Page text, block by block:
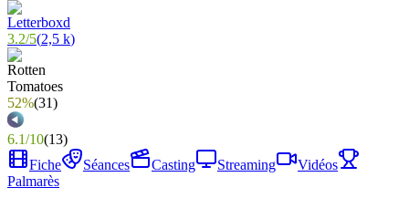
3.2/5(2,5 k)
52%(31)
6.1/10(13)
Fiche
Séances Casting Streaming
Vidéos
Palmarès